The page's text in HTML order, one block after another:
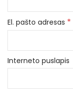
El. pašto adresas *
Interneto puslapis